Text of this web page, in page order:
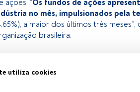
utiliza cookies
ações. “Os fundos de ações
no mês, impulsionados pela
a maior dos últimos três
brasileira.
Este é um artigo exclusivo para os